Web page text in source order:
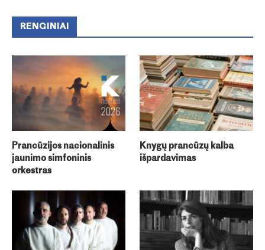
RENGINIAI
Prancūzijos nacionalinis
jaunimo simfoninis
orkestras
Knygų prancūzų kalba
išpardavimas